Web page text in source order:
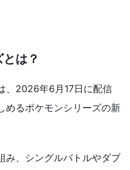
は？
、2026年6月17日に配信
めるポケモンシリーズの新
み、シングルバトルやダブ